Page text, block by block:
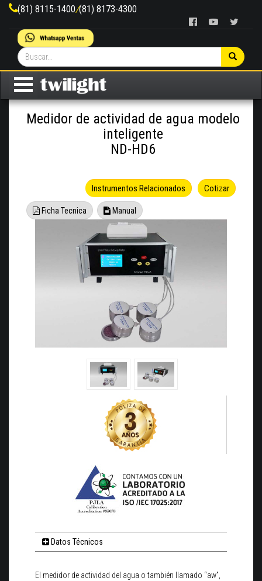
(81) 8115-1400/(81) 8173-4300
Medidor de actividad de agua modelo
inteligente
ND-HD6
Cotizar
Instrumentos Relacionados
Ficha Tecnica Manual
Datos Técnicos
El medidor de actividad del agua o también llamado “aw”,